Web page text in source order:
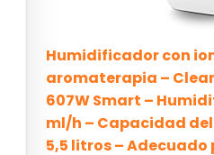
Humidificador con
aromaterapia –
607W Smart –
ml/h – Capacidad
5,5 litros –